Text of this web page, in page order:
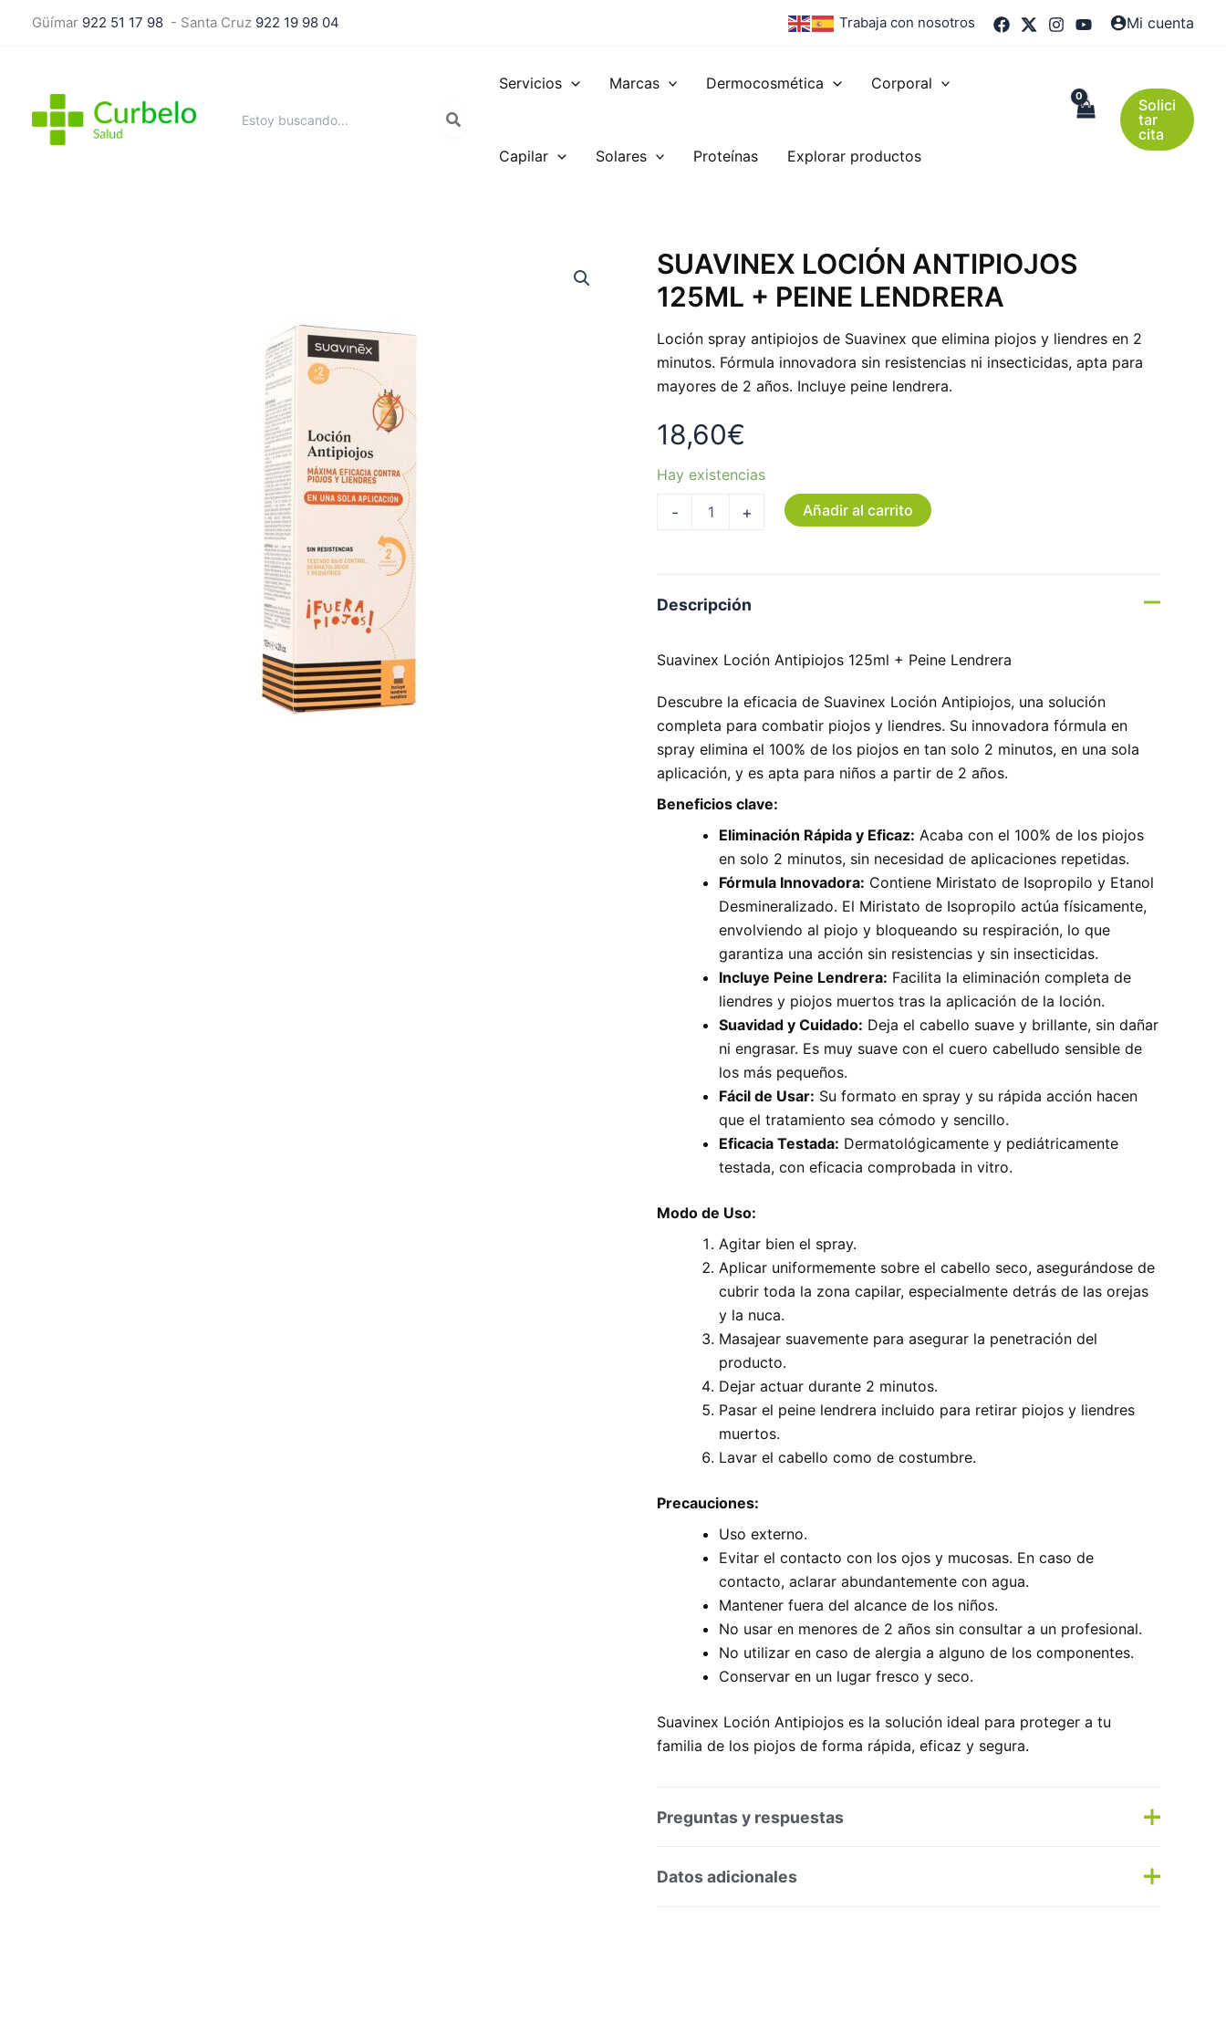
Güímar 922 51 17 98 - Santa Cruz 922 19 98 04 Trabaja con nosotros Mi cuenta
por:
Servicios Marcas Dermocosmética Corporal
Capilar Solares Proteínas Explorar productos
Solici
tar
cita
SUAVINEX LOCIÓN ANTIPIOJOS
125ML + PEINE LENDRERA
Loción spray antipiojos de Suavinex que elimina piojos y liendres en 2
minutos. Fórmula innovadora sin resistencias ni insecticidas, apta para
mayores de 2 años. Incluye peine lendrera.
18,60€
Hay existencias
-
SUAVINEX
LOCIÓN
ANTIPIOJOS
125ML
PEINE
LENDRERA
cantidad
+ Añadir al carrito
Descripción
Suavinex Loción Antipiojos 125ml + Peine Lendrera
Descubre la eficacia de Suavinex Loción Antipiojos, una solución
completa para combatir piojos y liendres. Su innovadora fórmula en
spray elimina el 100% de los piojos en tan solo 2 minutos, en una sola
aplicación, y es apta para niños a partir de 2 años.
Beneficios clave:
Eliminación Rápida y Eficaz: Acaba con el 100% de los piojos
en solo 2 minutos, sin necesidad de aplicaciones repetidas.
Fórmula Innovadora: Contiene Miristato de Isopropilo y Etanol
Desmineralizado. El Miristato de Isopropilo actúa físicamente,
envolviendo al piojo y bloqueando su respiración, lo que
garantiza una acción sin resistencias y sin insecticidas.
Incluye Peine Lendrera: Facilita la eliminación completa de
liendres y piojos muertos tras la aplicación de la loción.
Suavidad y Cuidado: Deja el cabello suave y brillante, sin dañar
ni engrasar. Es muy suave con el cuero cabelludo sensible de
los más pequeños.
Fácil de Usar: Su formato en spray y su rápida acción hacen
que el tratamiento sea cómodo y sencillo.
Eficacia Testada: Dermatológicamente y pediátricamente
testada, con eficacia comprobada in vitro.
Modo de Uso:
Agitar bien el spray.
Aplicar uniformemente sobre el cabello seco, asegurándose de
cubrir toda la zona capilar, especialmente detrás de las orejas
y la nuca.
Masajear suavemente para asegurar la penetración del
producto.
Dejar actuar durante 2 minutos.
Pasar el peine lendrera incluido para retirar piojos y liendres
muertos.
Lavar el cabello como de costumbre.
Precauciones:
Uso externo.
Evitar el contacto con los ojos y mucosas. En caso de
contacto, aclarar abundantemente con agua.
Mantener fuera del alcance de los niños.
No usar en menores de 2 años sin consultar a un profesional.
No utilizar en caso de alergia a alguno de los componentes.
Conservar en un lugar fresco y seco.
Suavinex Loción Antipiojos es la solución ideal para proteger a tu
familia de los piojos de forma rápida, eficaz y segura.
Preguntas y respuestas
Preguntas y respuestas
Datos adicionales